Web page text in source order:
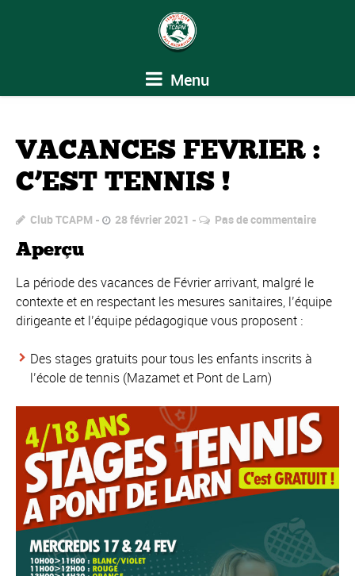
Menu
VACANCES FEVRIER :
C’EST TENNIS !
Club TCAPM 28 février 2021 Pas de commentaire
Aperçu
La période des vacances de Février arrivant, malgré le
contexte et en respectant les mesures sanitaires, l’équipe
dirigeante et l’équipe pédagogique vous proposent :
Des stages gratuits pour tous les enfants inscrits à
l’école de tennis (Mazamet et Pont de Larn)